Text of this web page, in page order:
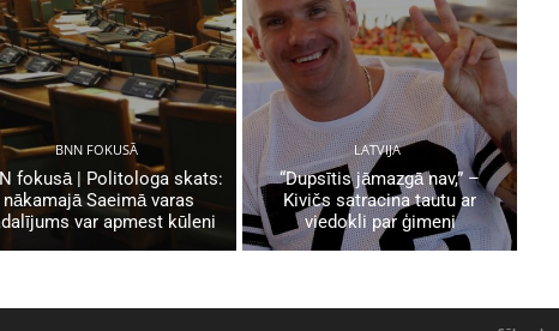
BNN FOKUSĀ
fokusā | Politologa skats:
nākamajā Saeimā varas
var apmest kūleni
LATVIJA
“Dupsītis jāmazgā nav,” –
Kivičs satracina tautu ar
viedokli par ģimeni